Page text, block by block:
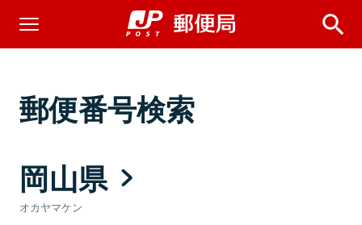
郵便番号検索
岡山県
オカヤマケン